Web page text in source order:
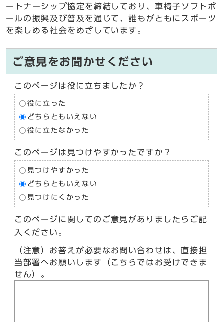
ートナーシップ協定を締結しており、車椅子ソフトボ
ールの振興及び普及を通じて、誰もがともにスポーツ
を楽しめる社会をめざしています。
ご意見をお聞かせください
このページは役に立ちましたか？
役に立った
どちらともいえない
役に立たなかった
このページは見つけやすかったですか？
見つけやすかった
どちらともいえない
見つけにくかった
このページに関してのご意見がありましたらご記
入ください。
（注意）お答えが必要なお問い合わせは、直接担
当部署へお願いします（こちらではお受けできま
せん）。